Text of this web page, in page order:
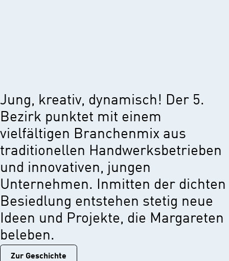
Jung, kreativ, dynamisch! Der 5.
Bezirk punktet mit einem
vielfältigen Branchenmix aus
traditionellen Handwerksbetrieben
und innovativen, jungen
Unternehmen. Inmitten der dichten
Besiedlung entstehen stetig neue
Ideen und Projekte, die Margareten
beleben.
Zur Geschichtе